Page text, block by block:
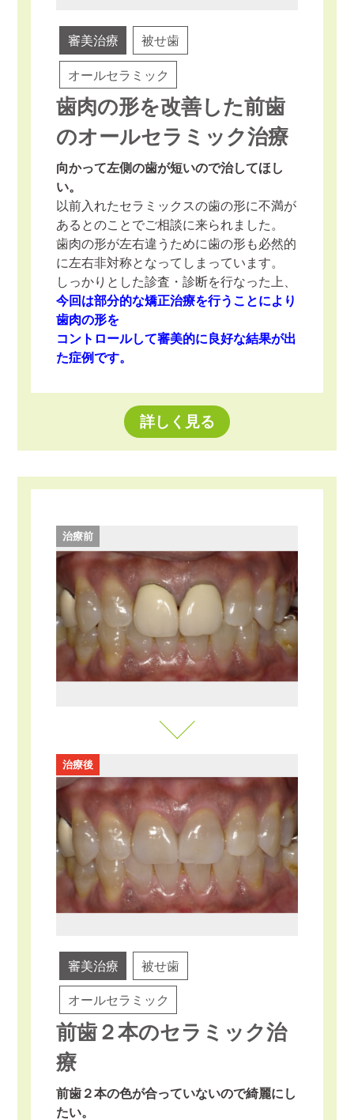
審美治療 被せ歯
オールセラミック
歯肉の形を改善した前歯
のオールセラミック治療
向かって左側の歯が短いので治してほし
い。
以前入れたセラミックスの歯の形に不満が
あるとのことでご相談に来られました。
歯肉の形が左右違うために歯の形も必然的
に左右非対称となってしまっています。
しっかりとした診査・診断を行なった上、
今回は部分的な矯正治療を行うことにより
歯肉の形を
コントロールして審美的に良好な結果が出
た症例です。
詳しく見る
治療前
治療後
審美治療 被せ歯
オールセラミック
前歯２本のセラミック治
療
前歯２本の色が合っていないので綺麗にし
たい。